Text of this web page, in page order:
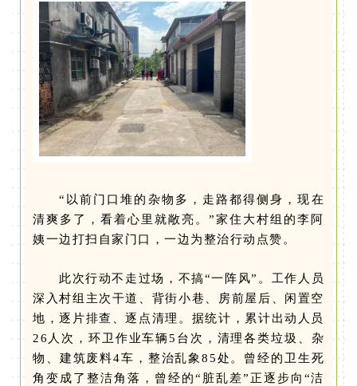
“以前门口堆的杂物多，走路都得侧身，现在
清爽多了，看着心里就敞亮。”家住大村组的李阿
姨一边打扫自家门口，一边为整治行动点赞。
此次行动不走过场，不搞“一阵风”。工作人员
深入村组主次干道、背街小巷、房前屋后、闲置空
地，逐片排查、逐点清理。据统计，累计出动人员
26人次，环卫作业车辆5台次，清理各类垃圾、杂
物、建筑废料4车，整治乱象85处。曾经的卫生死
角变成了整洁角落，曾经的“脏乱差”正逐步向“洁